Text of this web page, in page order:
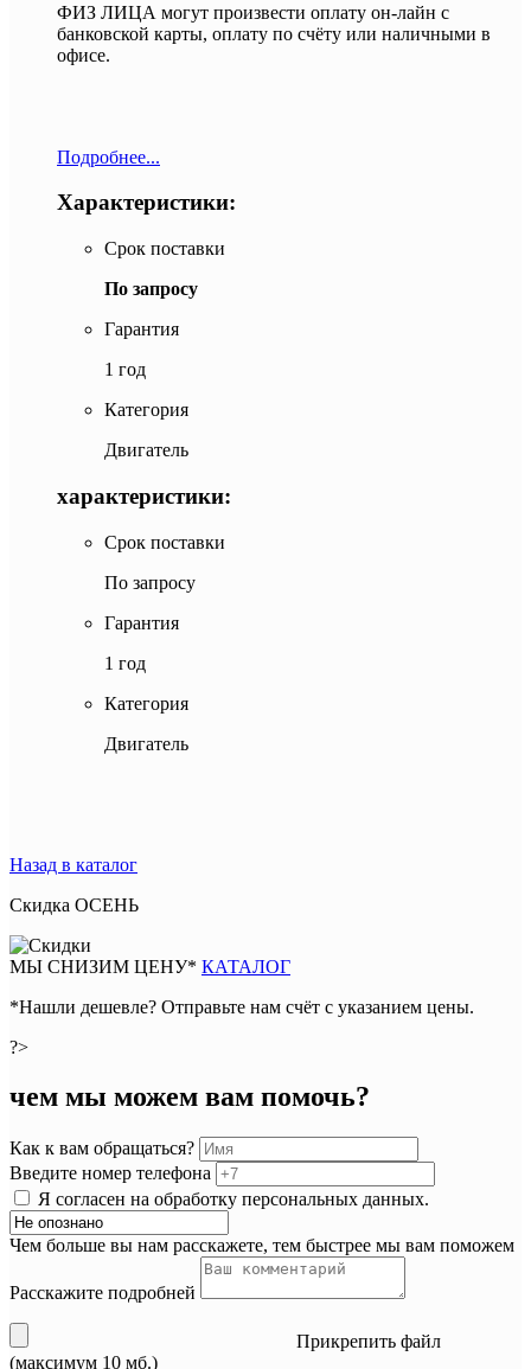
ФИЗ ЛИЦА могут произвести оплату он-лайн с
банковской карты, оплату по счёту или наличными в
офисе.
Подробнее...
Характеристики:
Срок поставки
По запросу
Гарантия
1 год
Категория
Двигатель
характеристики:
Срок поставки
По запросу
Гарантия
1 год
Категория
Двигатель
Назад в каталог
Скидка ОСЕНЬ
МЫ СНИЗИМ ЦЕНУ* КАТАЛОГ
*Нашли дешевле? Отправьте нам счёт с указанием цены.
?>
чем мы можем вам помочь?
Как к вам обращаться?
Введите номер телефона
Я согласен на обработку персональных данных.
Чем больше вы нам расскажете, тем быстрее мы вам поможем
Расскажите подробней
Прикрепить файл
(максимум 10 мб.)